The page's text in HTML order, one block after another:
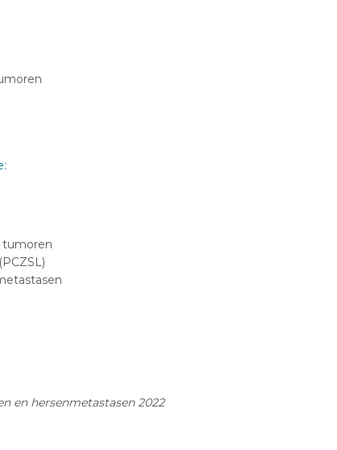
tumoren
en hersenmetastasen 2022